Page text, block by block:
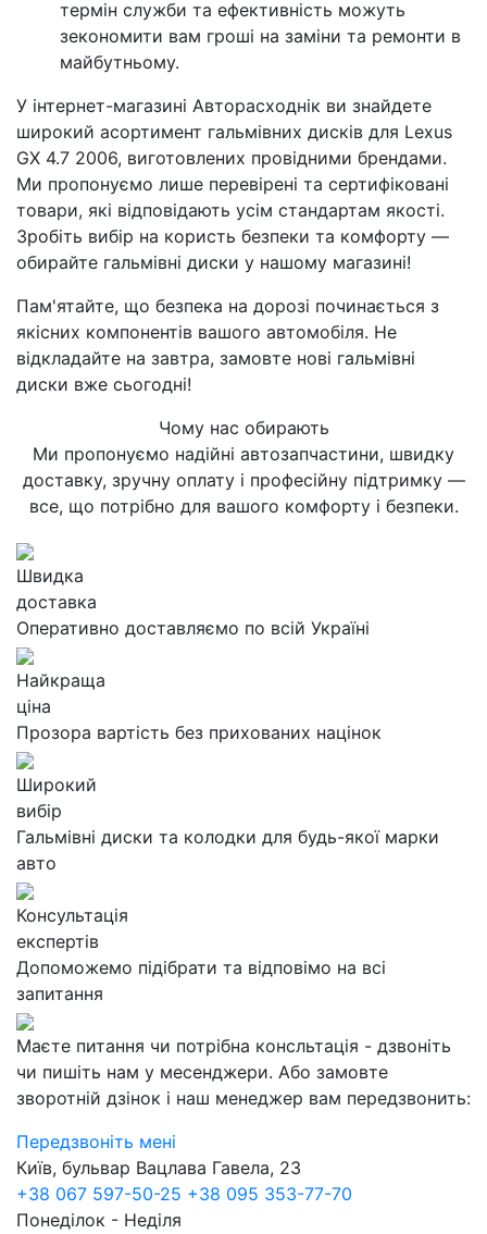
термін служби та ефективність можуть
зекономити вам гроші на заміни та ремонти в
майбутньому.
У інтернет-магазині Авторасходнік ви знайдете
широкий асортимент гальмівних дисків для Lexus
GX 4.7 2006, виготовлених провідними брендами.
Ми пропонуємо лише перевірені та сертифіковані
товари, які відповідають усім стандартам якості.
Зробіть вибір на користь безпеки та комфорту —
обирайте гальмівні диски у нашому магазині!
Пам'ятайте, що безпека на дорозі починається з
якісних компонентів вашого автомобіля. Не
відкладайте на завтра, замовте нові гальмівні
диски вже сьогодні!
Чому нас обирають
Ми пропонуємо надійні автозапчастини, швидку
доставку, зручну оплату і професійну підтримку —
все, що потрібно для вашого комфорту і безпеки.
Швидка
доставка
Оперативно доставляємо по всій Україні
Найкраща
ціна
Прозора вартість без прихованих націнок
Широкий
вибір
Гальмівні диски та колодки для будь-якої марки
авто
Консультація
експертів
Допоможемо підібрати та відповімо на всі
запитання
Маєте питання чи потрібна консльтація - дзвоніть
чи пишіть нам у месенджери. Або замовте
зворотній дзінок і наш менеджер вам передзвонить:
Передзвоніть мені
Київ, бульвар Вацлава Гавела, 23
+38 067 597-50-25 +38 095 353-77-70
Понеділок - Неділя